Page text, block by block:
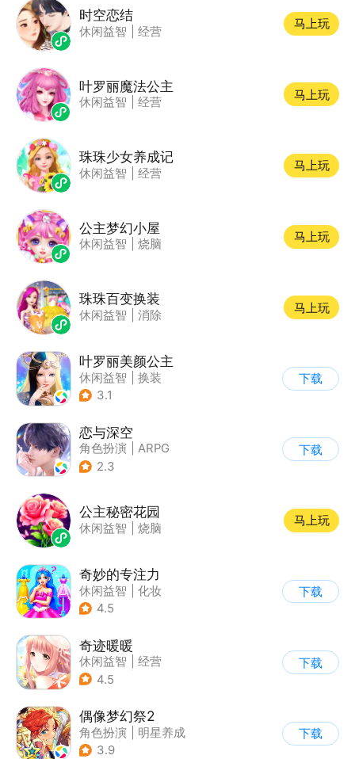
时空恋结
休闲益智 经营
马上玩
叶罗丽魔法公主
休闲益智 经营
马上玩
珠珠少女养成记
休闲益智 经营
马上玩
公主梦幻小屋
休闲益智 烧脑
马上玩
珠珠百变换装
休闲益智 消除
马上玩
叶罗丽美颜公主
休闲益智
换装
| 动漫改编
3.1
下载
恋与深空
角色扮演
ARPG
| 恋爱
2.3
下载
公主秘密花园
休闲益智 烧脑
马上玩
奇妙的专注力
休闲益智
化妆
| 宝宝巴士
4.5
下载
奇迹暖暖
休闲益智
经营
| 美少女
4.5
下载
偶像梦幻祭2
角色扮演
明星养成
| 音乐
3.9
下载